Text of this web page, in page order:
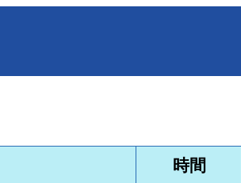
レファレンスサービス 阿東図書館
時間